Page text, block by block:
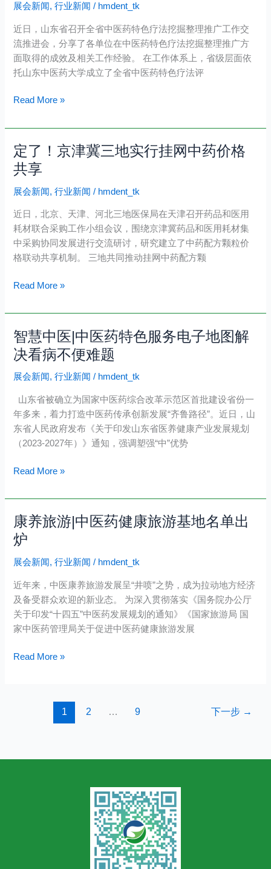
人
员
已
超
90
人
展会新闻,行业新闻 / hmdent_tk
近日，山东省召开全省中医药特色疗法挖掘整理推广工作交
流推进会，分享了各单位在中医药特色疗法挖掘整理推广方
面取得的成效及相关工作经验。 在工作体系上，省级层面依
托山东中医药大学成立了全省中医药特色疗法评
享|
鲁
特
色
中
经
验
享
Read More »
定了！京津冀三地实行挂网中药价格
共享
展会新闻,行业新闻 / hmdent_tk
近日，北京、天津、河北三地医保局在天津召开药品和医用
耗材联合采购工作小组会议，围绕京津冀药品和医用耗材集
中采购协同发展进行交流研讨，研究建立了中药配方颗粒价
格联动共享机制。 三地共同推动挂网中药配方颗
定
了！
京
津
三
地
实
行
价
格
享
Read More »
智慧中医|中医药特色服务电子地图解
决看病不便难题
展会新闻,行业新闻 / hmdent_tk
山东省被确立为国家中医药综合改革示范区首批建设省份一
年多来，着力打造中医药传承创新发展“齐鲁路径”。近日，山
东省人民政府发布《关于印发山东省医养健康产业发展规划
（2023-2027年）》通知，强调塑强“中”优势
智
慧
中
医|
医
药
特
色
地
图
决
看
病
不
便
题
Read More »
康养旅游|中医药健康旅游基地名单出
炉
展会新闻,行业新闻 / hmdent_tk
近年来，中医康养旅游发展呈“井喷”之势，成为拉动地方经济
及备受群众欢迎的新业态。 为深入贯彻落实《国务院办公厅
关于印发“十四五”中医药发展规划的通知》《国家旅游局 国
家中医药管理局关于促进中医药健康旅游发展
康
养
旅
游|
医
药
健
康
Read More »
1 2 … 9 下一步 →